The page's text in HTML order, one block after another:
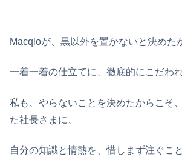
Macqloが、黒以外を置かないと決めた
一着一着の仕立てに、徹底的にこだわ
私も、やらないことを決めたからこそ
た社長さまに、
自分の知識と情熱を、惜しまず注ぐこ